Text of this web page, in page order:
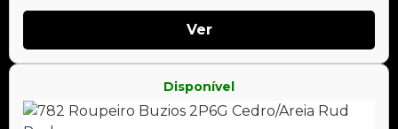
Ver
Disponível